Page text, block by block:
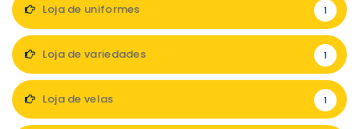
Loja de uniformes 1
Loja de variedades 1
Loja de velas 1